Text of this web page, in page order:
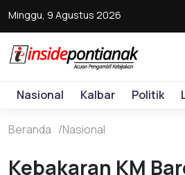
Minggu, 9 Agustus 2026
Nasional Kalbar Politik
Beranda Nasional
Kebakaran KM